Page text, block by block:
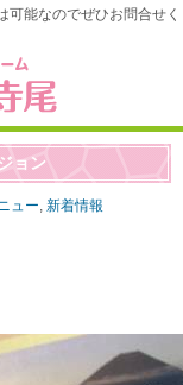
能なのでぜひお問合せく
ョン
ュー, 新着情報